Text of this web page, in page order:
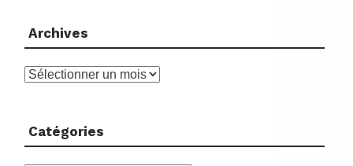
Archives
Archives
Catégories